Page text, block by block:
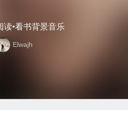
读•看书背景音乐
Elwajh